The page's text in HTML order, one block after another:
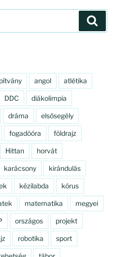
angol atlétika
DDC diákolimpia
dráma elsősegély
fogadóóra földrajz
Hittan horvát
karácsony kirándulás
kézilabda kórus
matematika megyei
országos projekt
robotika sport